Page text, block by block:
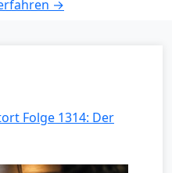
→
Folge 1314: Der